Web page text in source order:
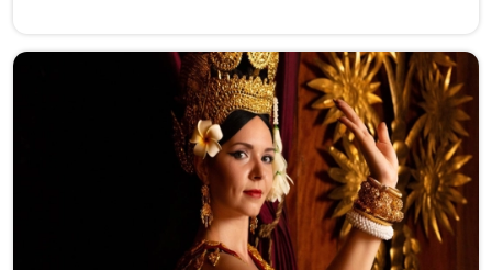
religione, alla tradizione e allo spirito felice del popolo